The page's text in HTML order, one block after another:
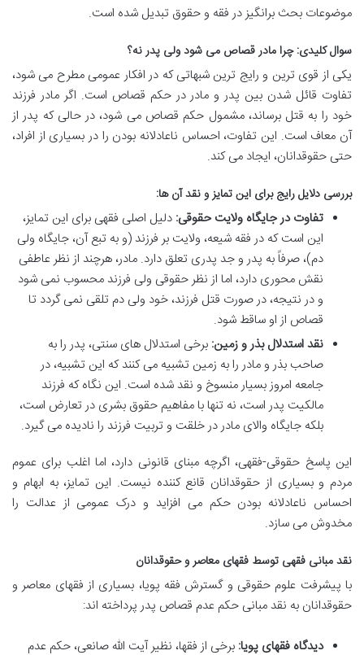
موضوعات بحث برانگیز در فقه و حقوق تبدیل شده است.
سوال کلیدی: چرا مادر قصاص می شود ولی پدر نه؟
یکی از قوی ترین و رایج ترین شبهاتی که در افکار عمومی مطرح می شود،
تفاوت قائل شدن بین پدر و مادر در حکم قصاص است. اگر مادر فرزند
خود را به قتل برساند، مشمول حکم قصاص می شود، در حالی که پدر از
آن معاف است. این تفاوت، احساس ناعادلانه بودن را در بسیاری از افراد،
حتی حقوقدانان، ایجاد می کند.
بررسی دلایل رایج برای این تمایز و نقد آن ها:
تفاوت در جایگاه ولایت حقوقی: دلیل اصلی فقهی برای این تمایز،
این است که در فقه شیعه، ولایت بر فرزند (و به تبع آن، جایگاه ولی
دم)، صرفاً به پدر و جد پدری تعلق دارد. مادر، هرچند از نظر عاطفی
نقش محوری دارد، اما از نظر حقوقی ولی فرزند محسوب نمی شود
و در نتیجه، در صورت قتل فرزند، خود ولی دم تلقی نمی گردد تا
قصاص از او ساقط شود.
نقد استدلال بذر و زمین: برخی استدلال های سنتی، پدر را به
صاحب بذر و مادر را به زمین تشبیه می کنند که این تشبیه، در
جامعه امروز بسیار منسوخ و نقد شده است. این نگاه که فرزند
مالکیت پدر است، نه تنها با مفاهیم حقوق بشری در تعارض است،
بلکه جایگاه والای مادر در خلقت و تربیت فرزند را نادیده می گیرد.
این پاسخ حقوقی-فقهی، اگرچه مبنای قانونی دارد، اما اغلب برای عموم
مردم و بسیاری از حقوقدانان قانع کننده نیست. این تمایز، به ابهام و
احساس ناعادلانه بودن حکم می افزاید و درک عمومی از عدالت را
مخدوش می سازد.
نقد مبانی فقهی توسط فقهای معاصر و حقوقدانان
با پیشرفت علوم حقوقی و گسترش فقه پویا، بسیاری از فقهای معاصر و
حقوقدانان به نقد مبانی حکم عدم قصاص پدر پرداخته اند:
دیدگاه فقهای پویا: برخی از فقها، نظیر آیت الله صانعی، حکم عدم